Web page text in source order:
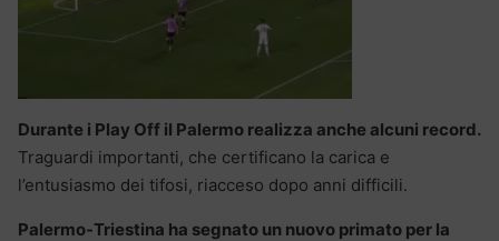
Durante i Play Off il Palermo realizza anche alcuni record.
Traguardi importanti, che certificano la carica e
l’entusiasmo dei tifosi, riacceso dopo anni difficili.
Palermo-Triestina ha segnato un nuovo primato per la